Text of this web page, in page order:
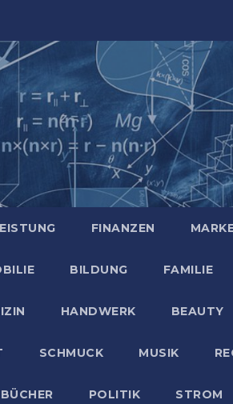
FINANZEN
BILDUNG FAMILIE
HANDWERK BEAUTY
SCHMUCK MUSIK
BÜCHER POLITIK STROM